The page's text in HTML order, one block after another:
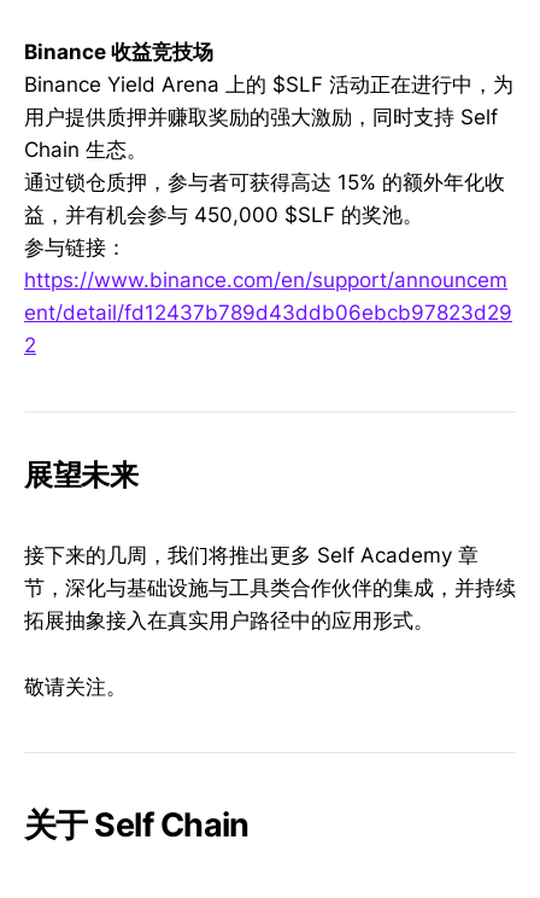
Binance 收益竞技场
Binance Yield Arena 上的 $SLF 活动正在进行中，为
用户提供质押并赚取奖励的强大激励，同时支持 Self
Chain 生态。
通过锁仓质押，参与者可获得高达 15% 的额外年化收
益，并有机会参与 450,000 $SLF 的奖池。
参与链接：
https://www.binance.com/en/support/announcem
ent/detail/fd12437b789d43ddb06ebcb97823d29
2
展望未来
接下来的几周，我们将推出更多 Self Academy 章
节，深化与基础设施与工具类合作伙伴的集成，并持续
拓展抽象接入在真实用户路径中的应用形式。
敬请关注。
关于 Self Chain